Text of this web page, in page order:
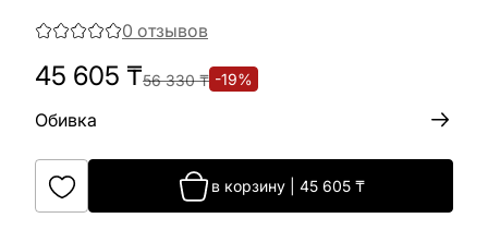
0 отзывов
45 605 ₸56 330₸ -19%
Обивка
в корзину 45 605 ₸